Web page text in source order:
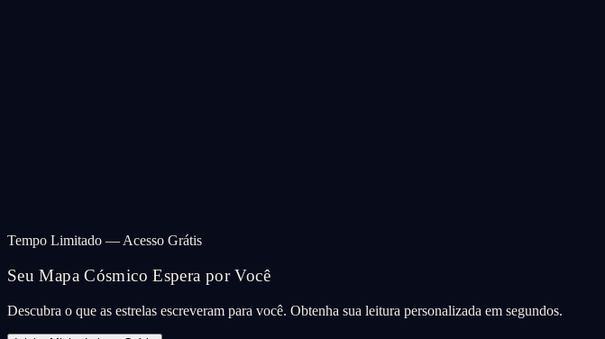
Tempo Limitado — Acesso Grátis
Seu Mapa Cósmico Espera por Você
Descubra o que as estrelas escreveram para você. Obtenha sua leitura personalizada em segundos.